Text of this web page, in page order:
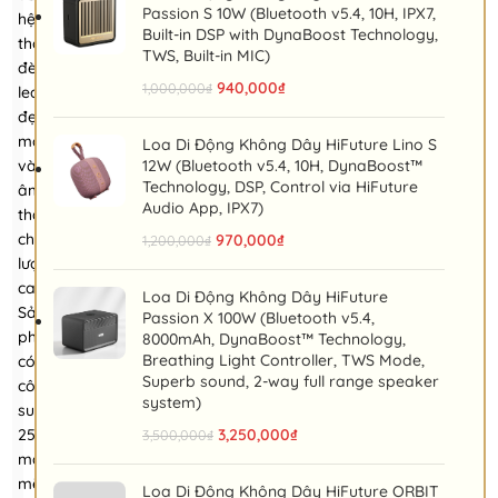
hệ
thống
đèn
led
đẹp
mắt
và
âm
thanh
chất
lượng
cao.
Sản
phẩm
có
công
suất
25W
mạnh
mẽ
Passion S 10W (Bluetooth v5.4, 10H, IPX7,
Built-in DSP with DynaBoost Technology,
TWS, Built-in MIC)
1,000,000₫ 940,000₫
Loa Di Động Không Dây HiFuture Lino S
12W (Bluetooth v5.4, 10H, DynaBoost™
Technology, DSP, Control via HiFuture
Audio App, IPX7)
1,200,000₫ 970,000₫
Loa Di Động Không Dây HiFuture
Passion X 100W (Bluetooth v5.4,
8000mAh, DynaBoost™ Technology,
Breathing Light Controller, TWS Mode,
Superb sound, 2-way full range speaker
system)
3,500,000₫ 3,250,000₫
Loa Di Động Không Dây HiFuture ORBIT